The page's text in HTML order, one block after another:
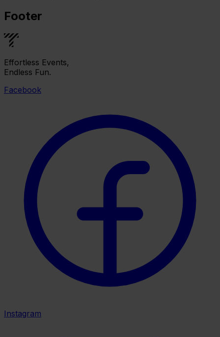
Footer
Effortless Events,
Endless Fun.
Facebook
Instagram